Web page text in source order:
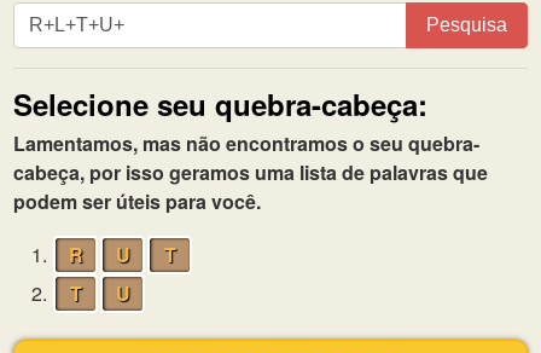
Pesquisa
por
letras.
Digite
todas
as
letras
do
quebra-
cabeça:
Pesquisa
Selecione seu quebra-cabeça:
Lamentamos, mas não encontramos o seu quebra-
cabeça, por isso geramos uma lista de palavras que
podem ser úteis para você.
1.
R U
T
2.
T U